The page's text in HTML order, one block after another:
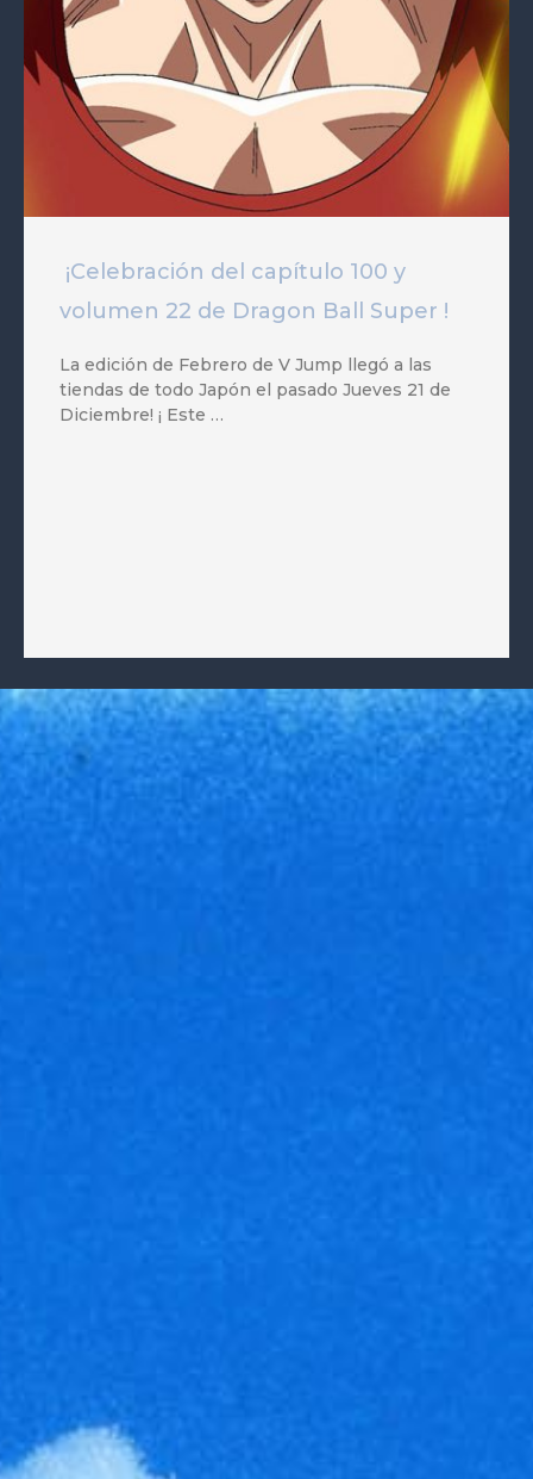
¡Celebración del capítulo 100 y
volumen 22 de Dragon Ball Super !
La edición de Febrero de V Jump llegó a las
tiendas de todo Japón el pasado Jueves 21 de
Diciembre! ¡ Este …